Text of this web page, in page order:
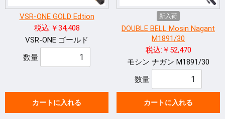
VSR-ONE GOLD Edtion
税込:￥34,408
VSR-ONE ゴールド
数量
カートに入れる
新入荷
DOUBLE BELL Mosin Nagant
M1891/30
税込:￥52,470
モシン ナガン M1891/30
数量
カートに入れる